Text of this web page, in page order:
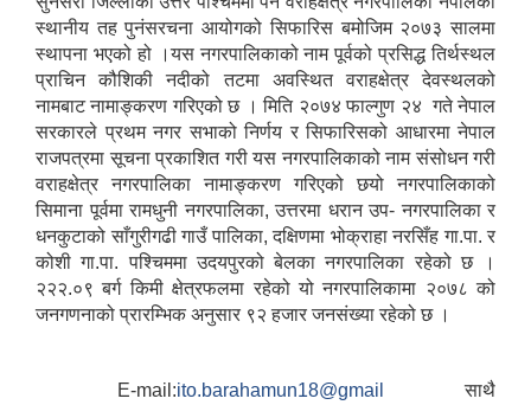
स्थानीय तह पुनंसरचना आयोगको सिफारिस बमोजिम २०७३ सालमा
स्थापना भएको हो ।यस नगरपालिकाको नाम पूर्वको प्रसिद्ध तिर्थस्थल
प्राचिन कौशिकी नदीको तटमा अवस्थित वराहक्षेत्र देवस्थलको
नामबाट नामाङ्करण गरिएको छ । मिति २०७४ फाल्गुण २४ गते नेपाल
सरकारले प्रथम नगर सभाको निर्णय र सिफारिसको आधारमा नेपाल
राजपत्रमा सूचना प्रकाशित गरी यस नगरपालिकाको नाम संसोधन गरी
वराहक्षेत्र नगरपालिका नामाङ्करण गरिएको छयो नगरपालिकाको
सिमाना पूर्वमा रामधुनी नगरपालिका, उत्तरमा धरान उप- नगरपालिका र
धनकुटाको साँगुरीगढी गाउँ पालिका, दक्षिणमा भोक्राहा नरसिँह गा.पा. र
कोशी गा.पा. पश्चिममा उदयपुरको बेलका नगरपालिका रहेको छ ।
२२२.०९ बर्ग किमी क्षेत्रफलमा रहेको यो नगरपालिकामा २०७८ को
जनगणनाको प्रारम्भिक अनुसार ९२ हजार जनसंख्या रहेको छ ।
E-mail:ito.barahamun18@gmail
साथै